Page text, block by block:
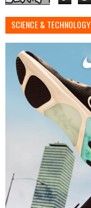
SCIENCE & TECHNOLOGY